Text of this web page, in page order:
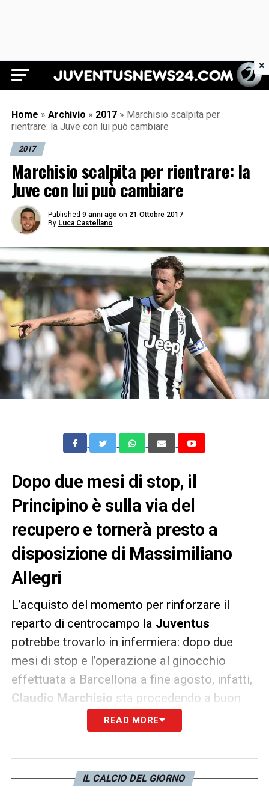
Juventus News 24
Home » Archivio » 2017 » Marchisio scalpita per
rientrare: la Juve con lui può cambiare
2017
Marchisio scalpita per rientrare: la
Juve con lui può cambiare
Published 9 anni ago on 21 Ottobre 2017
By Luca Castellano
Dopo due mesi di stop, il
Principino è sulla via del
recupero e tornerà presto a
disposizione di Massimiliano
Allegri
L’acquisto del momento per rinforzare il
reparto di centrocampo la Juventus
potrebbe trovarlo in infermiera: dopo due
mesi di stop e l’operazione al ginocchio
effettuata a Barcellona a fine agosto, infatti,
Claudio Marchisio sta procedendo a buon
ritmo nella sua fase di recupero ed a breve
tornerà ad allenarsi con il gruppo per essere
Max Allegri.
READ MORE
IL CALCIO DEL GIORNO
×